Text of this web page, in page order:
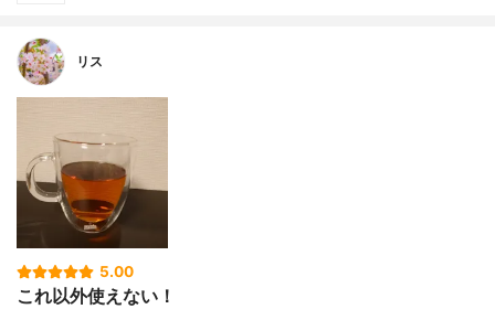
リス
5.00
これ以外使えない！